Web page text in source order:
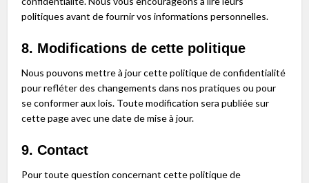
politiques avant de fournir vos informations personnelles.
8. Modifications de cette politique
Nous pouvons mettre à jour cette politique de confidentialité
pour refléter des changements dans nos pratiques ou pour
se conformer aux lois. Toute modification sera publiée sur
cette page avec une date de mise à jour.
9. Contact
Pour toute question concernant cette politique de